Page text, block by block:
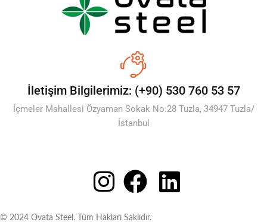
İletişim Bilgilerimiz: (+90) 530 760 53 57
İçmeler Mahallesi Özyaman Sokak No:28 Tuzla, 34947 Tuzla/
İstanbul
© 2024 Ovata Steel. Tüm Hakları Saklıdır.